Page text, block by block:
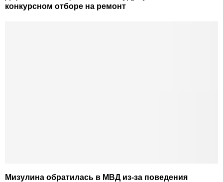
конкурсном отборе на ремонт
Мизулина обратилась в МВД из-за поведения